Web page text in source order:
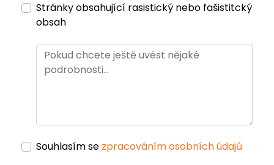
Stránky obsahující rasistický nebo fašistitcký
obsah
Souhlasím se zpracováním osobních údajů